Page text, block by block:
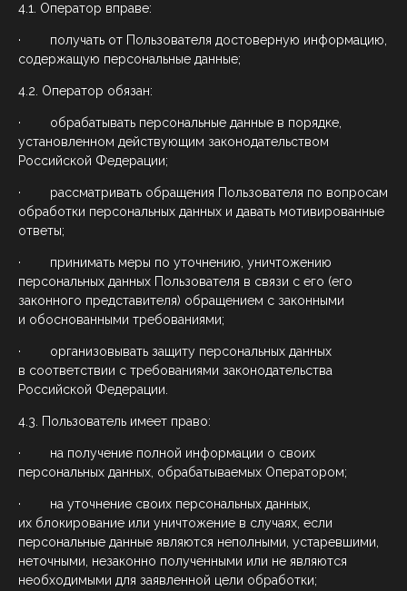
4.1. Оператор вправе:
· получать от Пользователя достоверную информацию,
содержащую персональные данные;
4.2. Оператор обязан:
· обрабатывать персональные данные в порядке,
установленном действующим законодательством
Российской Федерации;
· рассматривать обращения Пользователя по вопросам
обработки персональных данных и давать мотивированные
ответы;
· принимать меры по уточнению, уничтожению
персональных данных Пользователя в связи с его (его
законного представителя) обращением с законными
и обоснованными требованиями;
· организовывать защиту персональных данных
в соответствии с требованиями законодательства
Российской Федерации.
4.3. Пользователь имеет право:
· на получение полной информации о своих
персональных данных, обрабатываемых Оператором;
· на уточнение своих персональных данных,
их блокирование или уничтожение в случаях, если
персональные данные являются неполными, устаревшими,
неточными, незаконно полученными или не являются
необходимыми для заявленной цели обработки;